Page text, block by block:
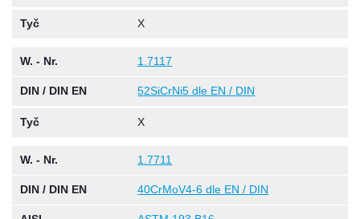
Tyč X
W. - Nr. 1.7117
DIN / DIN EN 52SiCrNi5 dle EN / DIN
Tyč X
W. - Nr. 1.7711
DIN / DIN EN 40CrMoV4-6 dle EN / DIN